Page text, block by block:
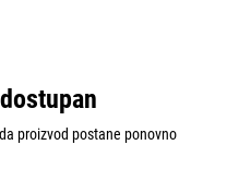
proizvod postane ponovno